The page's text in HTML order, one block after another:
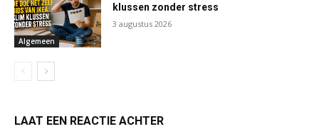
Algemeen
klussen zonder stress
3 augustus 2026
LAAT EEN REACTIE ACHTER